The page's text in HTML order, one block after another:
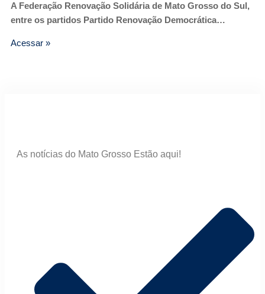
A Federação Renovação Solidária de Mato Grosso do Sul,
entre os partidos Partido Renovação Democrática…
Acessar »
As notícias do Mato Grosso Estão aqui!